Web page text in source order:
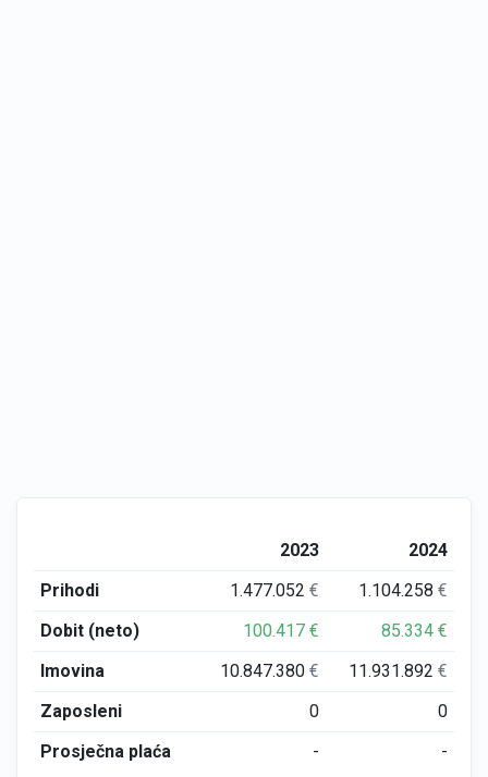
2023
2024
Prihodi
1.477.052€ 1.104.258€
Dobit (neto)
100.417€ 85.334€
Imovina
10.847.380€ 11.931.892€
Zaposleni
0
0
Prosječna plaća
- -